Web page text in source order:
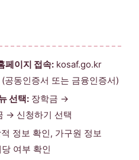
페이지 접속: kosaf.go.kr
공동인증서 또는 금융인증서)
선택: 장학금 →
→ 신청하기 선택
정보 확인, 가구원 정보
여부 확인